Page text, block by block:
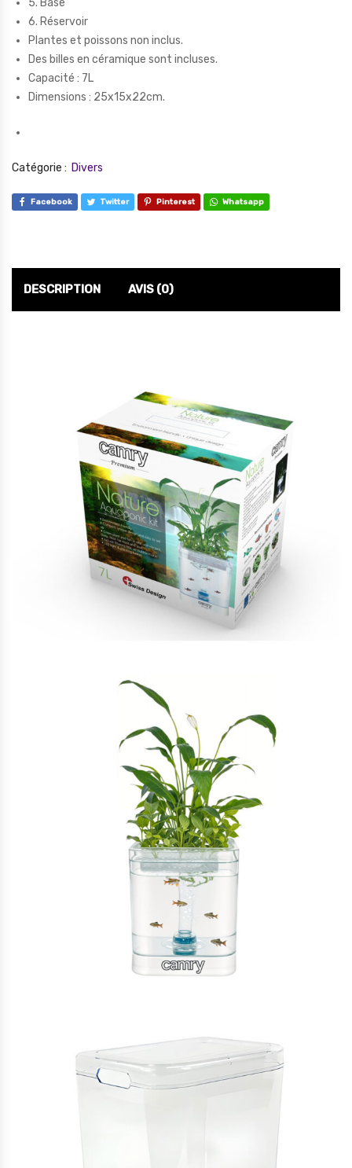
5. Base
6. Réservoir
Plantes et poissons non inclus.
Des billes en céramique sont incluses.
Capacité : 7L
Dimensions : 25x15x22cm.
Catégorie : Divers
Facebook Twitter Pinterest Whatsapp
DESCRIPTION AVIS (0)